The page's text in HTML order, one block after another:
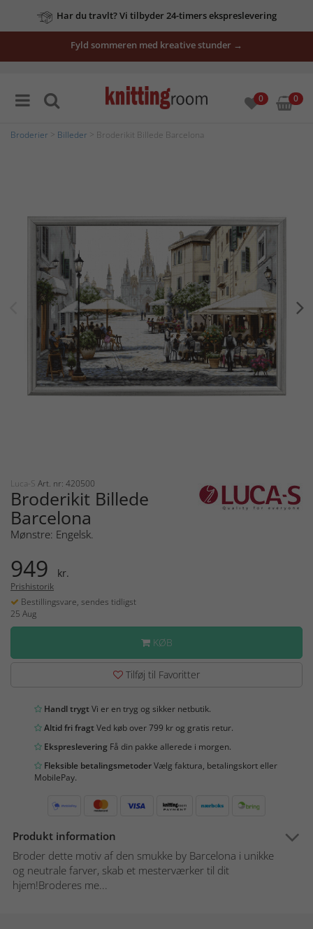
Har du travlt? Vi tilbyder 24-timers ekspreslevering
Fyld sommeren med kreative stunder →
0 0
Broderier Billeder > Broderikit Billede Barcelona
Luca-S Art. nr: 420500
Broderikit Billede
Barcelona
Mønstre: Engelsk.
949 kr.
Prishistorik
Bestillingsvare, sendes tidligst
25 Aug
KØB
Tilføj til Favoritter
Handl trygtVi er en tryg og sikker netbutik.
Altid fri fragtVed køb over 799 kr og gratis retur.
Ekspreslevering Få din pakke allerede i morgen.
Fleksible betalingsmetoderVælg faktura, betalingskort eller
MobilePay.
Produkt information
Broder dette motiv af den smukke by Barcelona i unikke
og neutrale farver, skab et mesterværker til dit
hjem!Broderes me...